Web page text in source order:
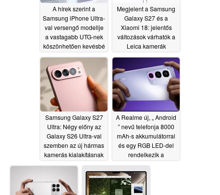
A hírek szerint a
Samsung iPhone Ultra-
val versengő modellje
a vastagabb UTG-nek
köszönhetően kevésbé
Galaxy Z Fold8 Ultra
06/15/2026
Megjelent a Samsung
Galaxy S27 és a
Xiaomi 18: jelentős
változások várhatók a
Leica kamerák
06/15/2026
Samsung Galaxy S27
Ultra: Négy előny az
Galaxy S26 Ultra-val
szemben az új hármas
kamerás kialakításnak
06/14/2026
A Realme új, „ Android
” nevű telefonja 8000
mAh-s akkumulátorral
és egy RGB LED-del
rendelkezik a